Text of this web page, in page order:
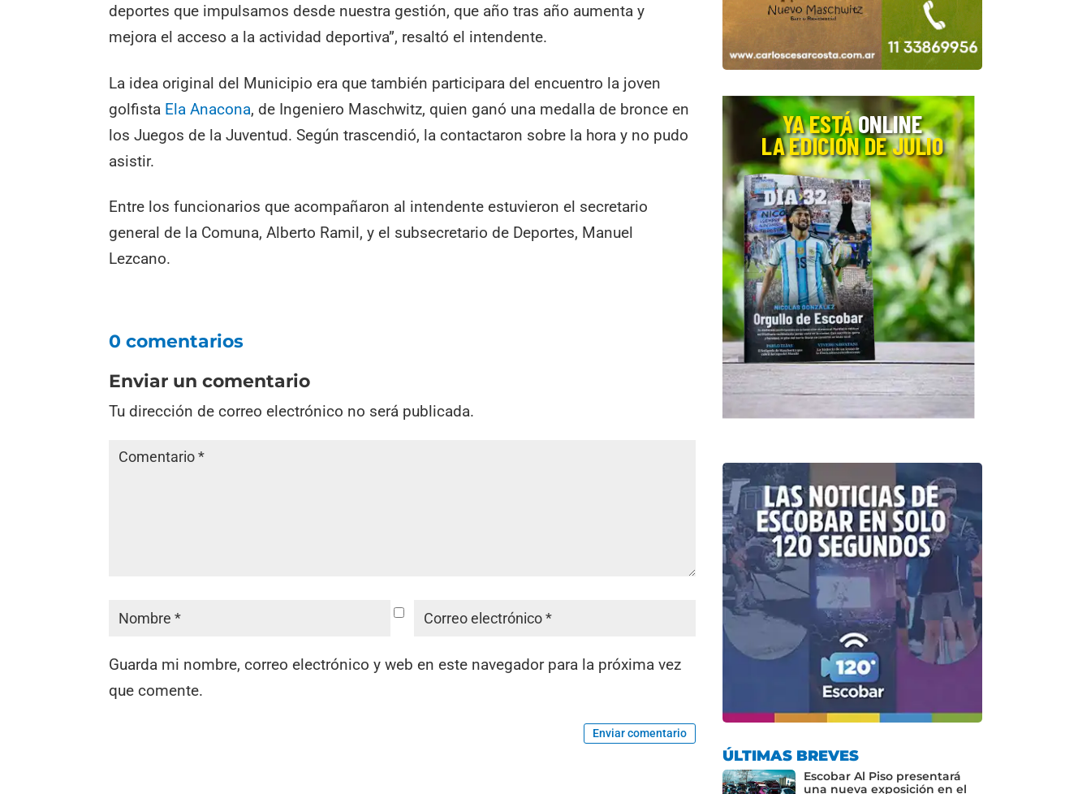
deportes que impulsamos desde nuestra gestión, que año tras año aumenta y
mejora el acceso a la actividad deportiva”, resaltó el intendente.
La idea original del Municipio era que también participara del encuentro la joven
golfista Ela Anacona, de Ingeniero Maschwitz, quien ganó una medalla de bronce en
los Juegos de la Juventud. Según trascendió, la contactaron sobre la hora y no pudo
asistir.
Entre los funcionarios que acompañaron al intendente estuvieron el secretario
general de la Comuna, Alberto Ramil, y el subsecretario de Deportes, Manuel
Lezcano.
0 comentarios
Enviar un comentario
Tu dirección de correo electrónico no será publicada.
Guarda mi nombre, correo electrónico y web en este navegador para la próxima vez
que comente.
Enviar comentario
ÚLTIMAS BREVES
Escobar Al Piso presentará
una nueva exposición en el